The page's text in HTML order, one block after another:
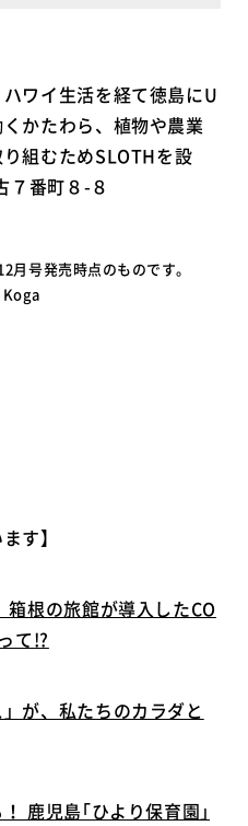
ワイ生活を経て徳島にU
かたわら、植物や農業
組むためSLOTHを設
７番町８-８
月号発売時点のものです。
す】
根の旅館が導入したCO
て!?
が、私たちのカラダと
鹿児島｢ひより保育園｣